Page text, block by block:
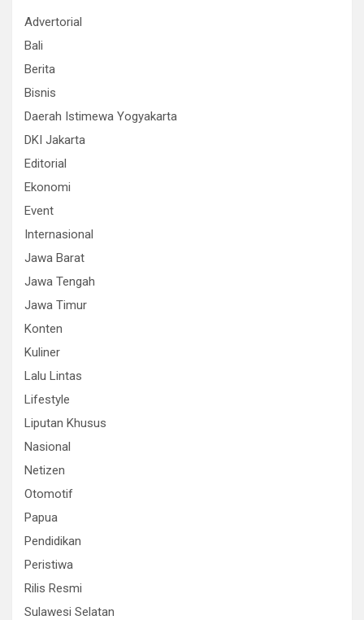
Advertorial
Bali
Berita
Bisnis
Daerah Istimewa Yogyakarta
DKI Jakarta
Editorial
Ekonomi
Event
Internasional
Jawa Barat
Jawa Tengah
Jawa Timur
Konten
Kuliner
Lalu Lintas
Lifestyle
Liputan Khusus
Nasional
Netizen
Otomotif
Papua
Pendidikan
Peristiwa
Rilis Resmi
Sulawesi Selatan